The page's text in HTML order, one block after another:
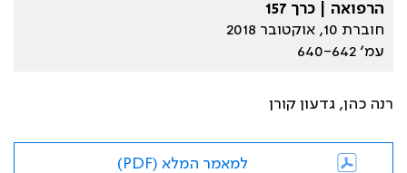
הרפואה | כרך 157
חוברת 10, אוקטובר 2018
עמ׳ 640-642
רנה כהן, גדעון קורן
למאמר המלא (PDF)